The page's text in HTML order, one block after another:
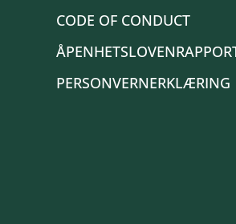
CODE OF CONDUCT
PERSONVERNERKLÆRING